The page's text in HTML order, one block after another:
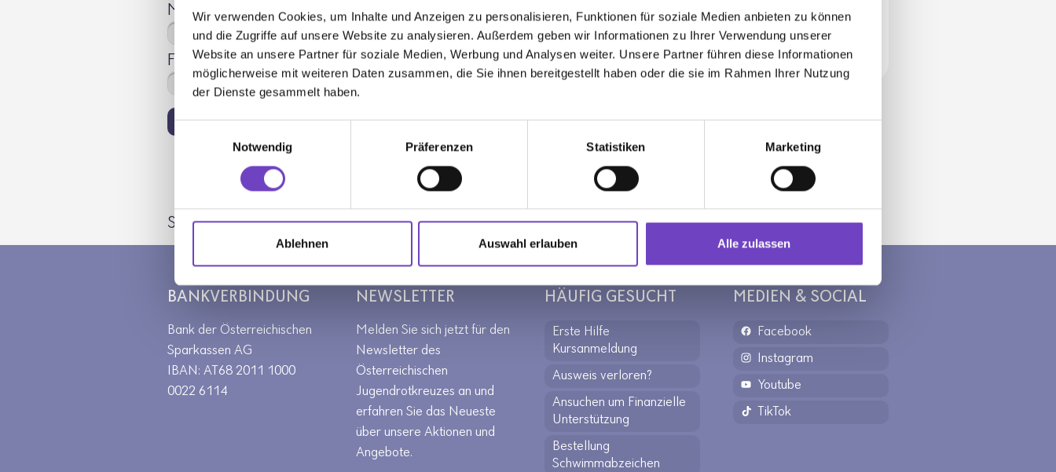
Wir verwenden Cookies, um Inhalte und Anzeigen zu personalisieren, Funktionen für soziale Medien anbieten zu können
und die Zugriffe auf unsere Website zu analysieren. Außerdem geben wir Informationen zu Ihrer Verwendung unserer
Website an unsere Partner für soziale Medien, Werbung und Analysen weiter. Unsere Partner führen diese Informationen
möglicherweise mit weiteren Daten zusammen, die Sie ihnen bereitgestellt haben oder die sie im Rahmen Ihrer Nutzung
der Dienste gesammelt haben.
Notwendig
Präferenzen Statistiken Marketing
Ablehnen Auswahl erlauben Alle zulassen
Mailadresse
Funktion seit
Absenden
jugendrotkreuz@n.rot
eskreuz.at
Sie sind hier: Jugendrotkreuz Niederösterreich Meldung Schulreferent:in
BANKVERBINDUNG
Bank der Österreichischen
Sparkassen AG
IBAN: AT68 2011 1000
0022 6114
NEWSLETTER
Melden Sie sich jetzt für den
Newsletter des
Österreichischen
Jugendrotkreuzes an und
erfahren Sie das Neueste
über unsere Aktionen und
Angebote.
HÄUFIG GESUCHT
Erste Hilfe
Kursanmeldung
Ausweis verloren?
Ansuchen um Finanzielle
Unterstützung
Bestellung
Schwimmabzeichen
MEDIEN & SOCIAL
Facebook
Instagram
Youtube
TikTok